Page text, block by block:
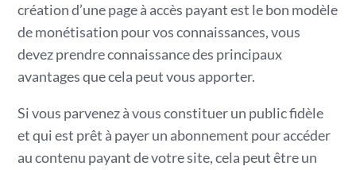
création d’une page à accès payant est le bon modèle
de monétisation pour vos connaissances, vous
devez prendre connaissance des principaux
avantages que cela peut vous apporter.
Si vous parvenez à vous constituer un public fidèle
et qui est prêt à payer un abonnement pour accéder
au contenu payant de votre site, cela peut être un